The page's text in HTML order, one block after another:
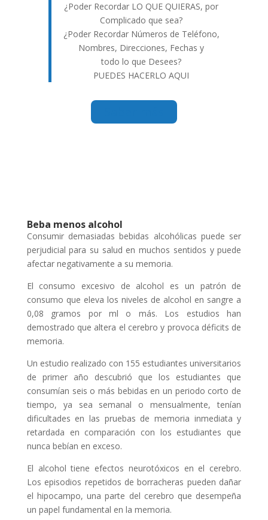
¿Poder Recordar LO QUE QUIERAS, por
Complicado que sea?
¿Poder Recordar Números de Teléfono,
Nombres, Direcciones, Fechas y
todo lo que Desees?
PUEDES HACERLO AQUI
Beba menos alcohol
Consumir demasiadas bebidas alcohólicas puede ser
perjudicial para su salud en muchos sentidos y puede
afectar negativamente a su memoria.
El consumo excesivo de alcohol es un patrón de
consumo que eleva los niveles de alcohol en sangre a
0,08 gramos por ml o más. Los estudios han
demostrado que altera el cerebro y provoca déficits de
memoria.
Un estudio realizado con 155 estudiantes universitarios
de primer año descubrió que los estudiantes que
consumían seis o más bebidas en un periodo corto de
tiempo, ya sea semanal o mensualmente, tenían
dificultades en las pruebas de memoria inmediata y
retardada en comparación con los estudiantes que
nunca bebían en exceso.
El alcohol tiene efectos neurotóxicos en el cerebro.
Los episodios repetidos de borracheras pueden dañar
el hipocampo, una parte del cerebro que desempeña
un papel fundamental en la memoria.